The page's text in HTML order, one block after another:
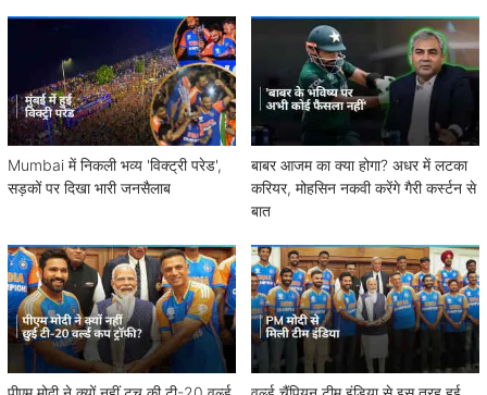
Mumbai में निकली भव्य 'विक्ट्री परेड',
सड़कों पर दिखा भारी जनसैलाब
बाबर आजम का क्या होगा? अधर में लटका
करियर, मोहसिन नकवी करेंगे गैरी कर्स्टन से
बात